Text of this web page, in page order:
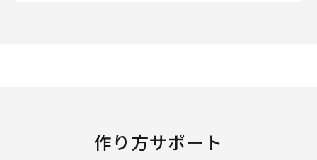
作り方サポート